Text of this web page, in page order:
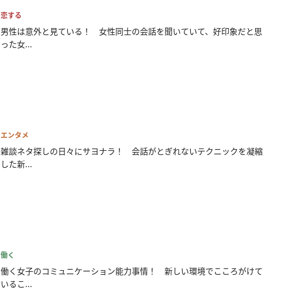
恋する
男性は意外と見ている！ 女性同士の会話を聞いていて、好印象だと思
った女...
エンタメ
雑談ネタ探しの日々にサヨナラ！ 会話がとぎれないテクニックを凝縮
した新...
働く
働く女子のコミュニケーション能力事情！ 新しい環境でこころがけて
いるこ...